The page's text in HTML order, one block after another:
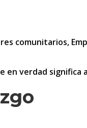
comunitarios,
en verdad